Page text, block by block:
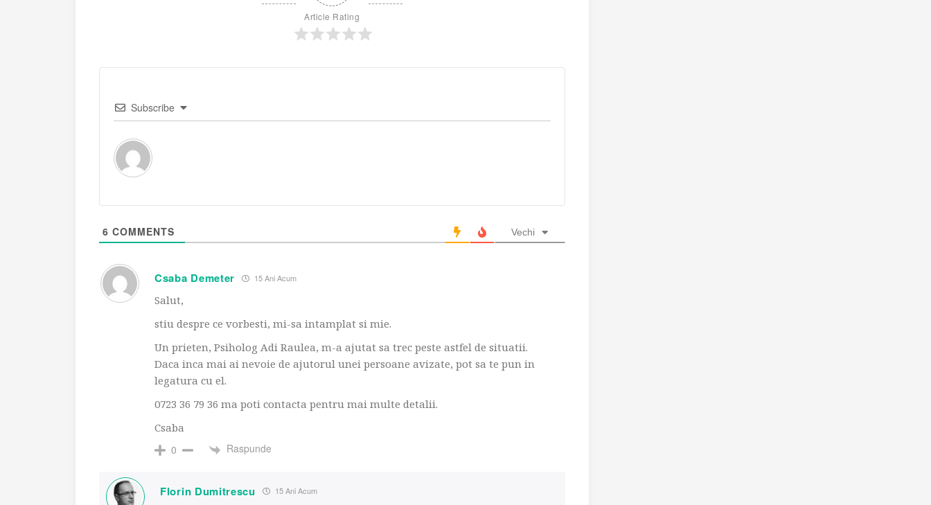
Article Rating
Subscribe
6 COMMENTS Vechi
Csaba Demeter 15 Ani Acum
Salut,
stiu despre ce vorbesti, mi-sa intamplat si mie.
Un prieten, Psiholog Adi Raulea, m-a ajutat sa trec peste astfel de situatii.
Daca inca mai ai nevoie de ajutorul unei persoane avizate, pot sa te pun in
legatura cu el.
0723 36 79 36 ma poti contacta pentru mai multe detalii.
Csaba
0
Raspunde
Florin Dumitrescu 15 Ani Acum